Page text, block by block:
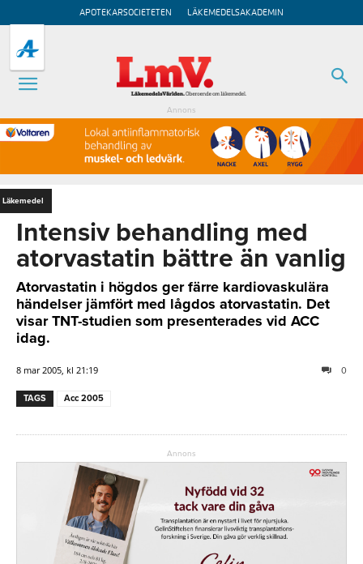
APOTEKARSOCIETETEN LÄKEMEDELSAKADEMIN
Annons
Läkemedel
Intensiv behandling med
atorvastatin bättre än vanlig
Atorvastatin i högdos ger färre kardiovaskulära
händelser jämfört med lågdos atorvastatin. Det
visar TNT-studien som presenterades vid ACC
idag.
8 mar 2005, kl 21:19 0
TAGS Acc 2005
Annons